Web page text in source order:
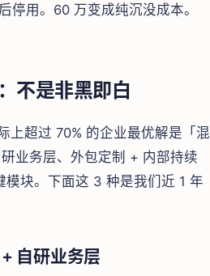
停用。60 万变成纯沉没成本。
不是非黑即白
上超过 70% 的企业最优解是「混
业务层、外包定制 + 内部持续
模块。下面这 3 种是我们近 1 年
自研业务层